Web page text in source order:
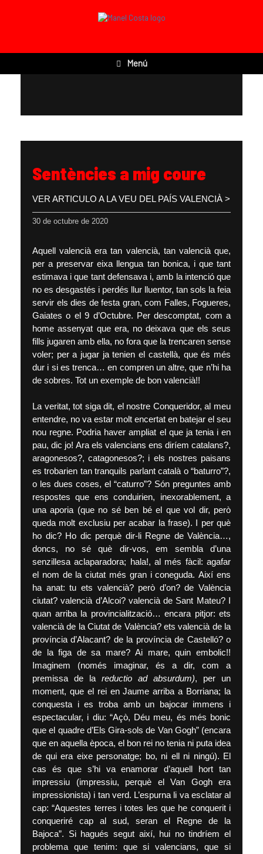
Menú
Sentències a mig coure
VER ARTICULO A LA VEU DEL PAÍS VALENCIÀ >
30 de octubre de 2020
Aquell valencià era tan valencià, tan valencià que,
per a preservar eixa llengua tan bonica, i que tant
estimava i que tant defensava i, amb la intenció que
no es desgastés i perdés llur lluentor, tan sols la feia
servir els dies de festa gran, com Falles, Fogueres,
Gaiates o el 9 d’Octubre. Per descomptat, com a
home assenyat que era, no deixava que els seus
fills jugaren amb ella, no fora que la trencaren sense
voler; per a jugar ja tenien el castellà, que és més
dur i si es trenca… en compren un altre, que n’hi ha
de sobres. Tot un exemple de bon valencià!!
La veritat, tot siga dit, el nostre Conqueridor, al meu
entendre, no va estar molt encertat en batejar el seu
nou regne. Podria haver ampliat el que ja tenia i en
pau, dic jo! Ara els valencians ens diríem catalans?,
aragonesos?, catagonesos?; i els nostres paisans
es trobarien tan tranquils parlant català o “baturro”?,
o les dues coses, el “caturro”? Són preguntes amb
respostes que ens conduirien, inexorablement, a
una aporia (que no sé ben bé el que vol dir, però
queda molt exclusiu per acabar la frase). I per què
ho dic? Ho dic perquè dir-li Regne de València…,
doncs, no sé què dir-vos, em sembla d’una
senzillesa aclaparadora; hala!, al més fàcil: agafar
el nom de la ciutat més gran i coneguda. Així ens
ha anat: tu ets valencià? però d’on? de València
ciutat? valencià d’Alcoi? valencià de Sant Mateu? I
quan arriba la provincialització… encara pitjor: ets
valencià de la Ciutat de València? ets valencià de la
província d’Alacant? de la província de Castelló? o
de la figa de sa mare? Ai mare, quin embolic!!
Imaginem (només imaginar, és a dir, com a
premissa de la reductio ad absurdum), per un
moment, que el rei en Jaume arriba a Borriana; la
conquesta i es troba amb un bajocar immens i
espectacular, i diu: “Açò, Déu meu, és més bonic
que el quadre d’Els Gira-sols de Van Gogh” (encara
que en aquella època, el bon rei no tenia ni puta idea
de qui era eixe personatge; bo, ni ell ni ningú). El
cas és que s’hi va enamorar d’aquell hort tan
impressiu (impressiu, perquè el Van Gogh era
impressionista) i tan verd. L’espurna li va esclatar al
cap: “Aquestes terres i totes les que he conquerit i
conqueriré cap al sud, seran el Regne de la
Bajoca”. Si hagués segut així, hui no tindríem el
problema que tenim: que si valencians, que si